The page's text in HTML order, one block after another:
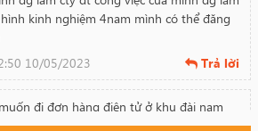
kinh nghiệm 4nam mình có thể đăng
10/05/2023 Trả lời
đi đơn hàng điện tử ở khu đài nam
đơn k ak ?